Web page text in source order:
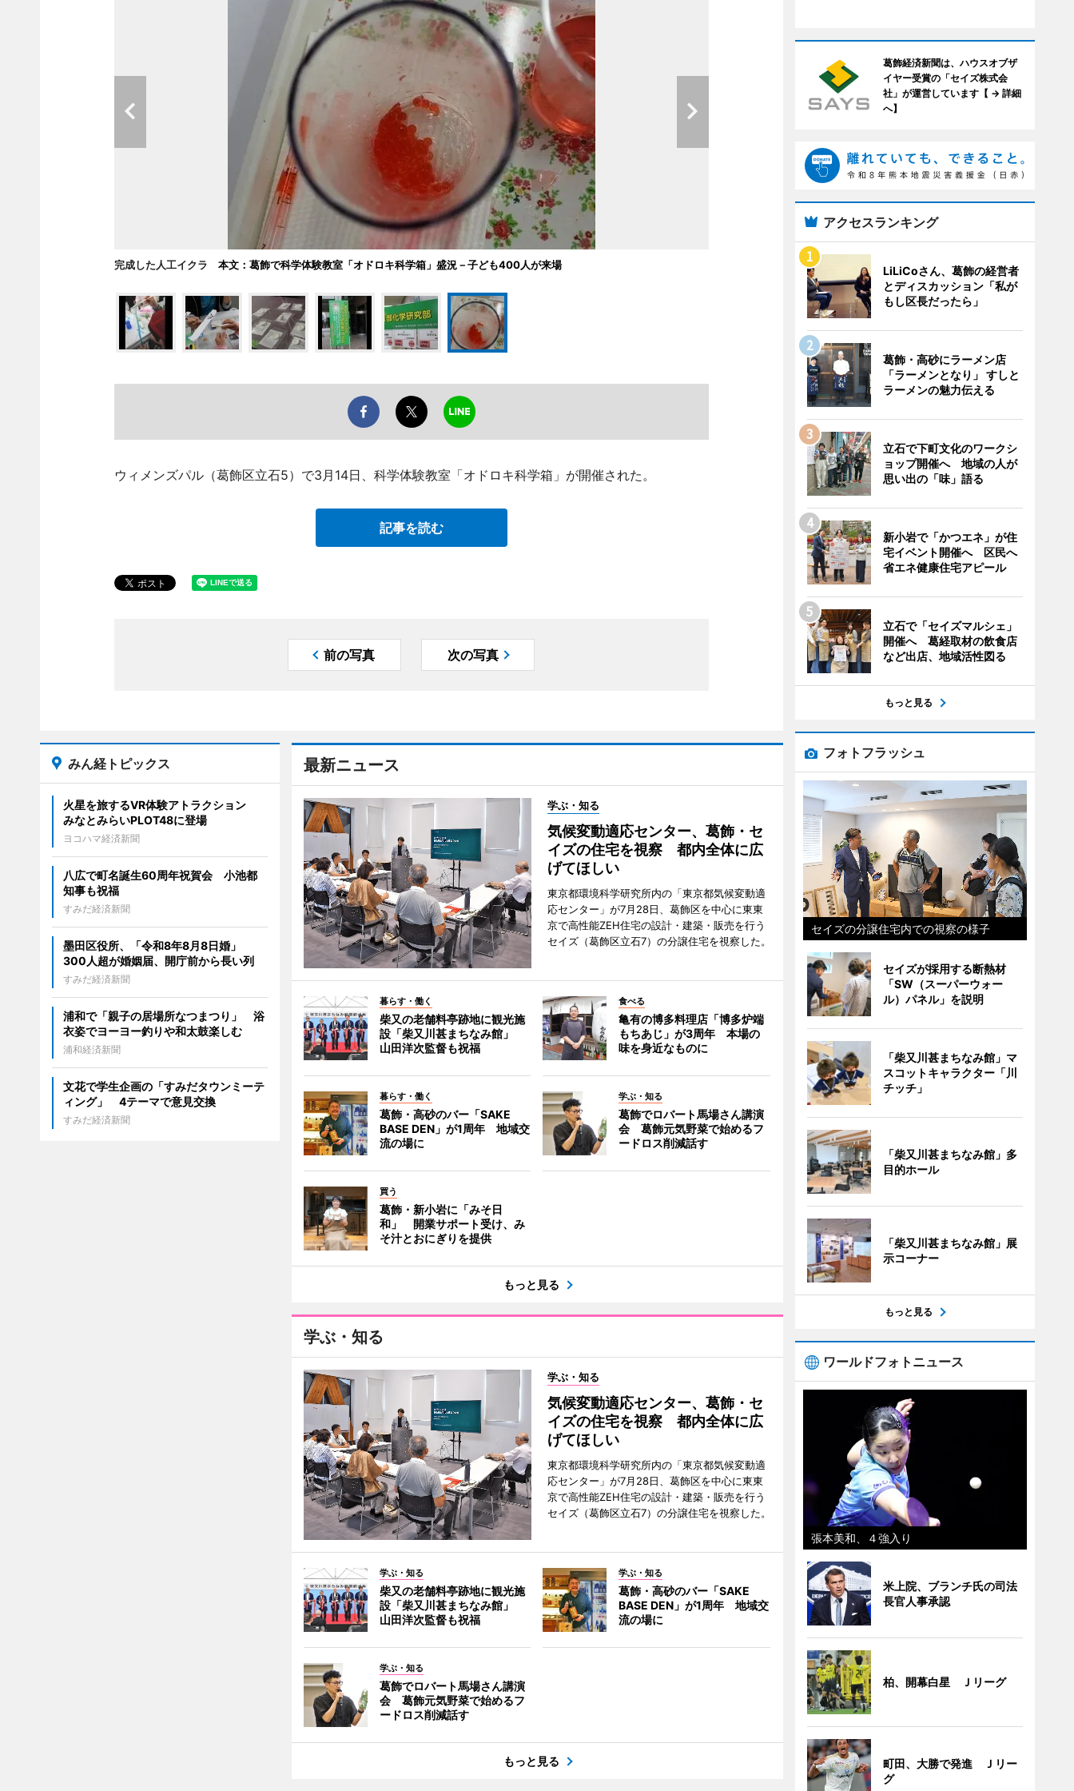
完成した人工イクラ 本文：葛飾で科学体験教室「オドロキ科学箱」盛況－子ども400人が来場
ウィメンズパル（葛飾区立石5）で3月14日、科学体験教室「オドロキ科学箱」が開催された。
記事を読む
前の写真 次の写真
最新ニュース
学ぶ・知る
気候変動適応センター、葛飾・セ
イズの住宅を視察 都内全体に広
げてほしい
東京都環境科学研究所内の「東京都気候変動適
応センター」が7月28日、葛飾区を中心に東東
京で高性能ZEH住宅の設計・建築・販売を行う
セイズ（葛飾区立石7）の分譲住宅を視察した。
暮らす・働く
柴又の老舗料亭跡地に観光施
設「柴又川甚まちなみ館」
山田洋次監督も祝福
食べる
亀有の博多料理店「博多炉端
もちあじ」が3周年 本場の
味を身近なものに
暮らす・働く
葛飾・高砂のバー「SAKE
BASE DEN」が1周年 地域交
流の場に
学ぶ・知る
葛飾でロバート馬場さん講演
会 葛飾元気野菜で始めるフ
ードロス削減話す
買う
葛飾・新小岩に「みそ日
和」 開業サポート受け、み
そ汁とおにぎりを提供
もっと見る
学ぶ・知る
学ぶ・知る
気候変動適応センター、葛飾・セ
イズの住宅を視察 都内全体に広
げてほしい
東京都環境科学研究所内の「東京都気候変動適
応センター」が7月28日、葛飾区を中心に東東
京で高性能ZEH住宅の設計・建築・販売を行う
セイズ（葛飾区立石7）の分譲住宅を視察した。
学ぶ・知る
柴又の老舗料亭跡地に観光施
設「柴又川甚まちなみ館」
山田洋次監督も祝福
学ぶ・知る
葛飾・高砂のバー「SAKE
BASE DEN」が1周年 地域交
流の場に
学ぶ・知る
葛飾でロバート馬場さん講演
会 葛飾元気野菜で始めるフ
ードロス削減話す
もっと見る
みん経トピックス
火星を旅するVR体験アトラクション
みなとみらいPLOT48に登場
ヨコハマ経済新聞
八広で町名誕生60周年祝賀会 小池都
知事も祝福
すみだ経済新聞
墨田区役所、「令和8年8月8日婚」
300人超が婚姻届、開庁前から長い列
すみだ経済新聞
浦和で「親子の居場所なつまつり」 浴
衣姿でヨーヨー釣りや和太鼓楽しむ
浦和経済新聞
文花で学生企画の「すみだタウンミーテ
ィング」 4テーマで意見交換
すみだ経済新聞
葛飾経済新聞は、ハウスオブザ
イヤー受賞の「セイズ株式会
社」が運営しています【 → 詳細
へ】
アクセスランキング
LiLiCoさん、葛飾の経営者
とディスカッション「私が
もし区長だったら」
葛飾・高砂にラーメン店
「ラーメンとなり」 すしと
ラーメンの魅力伝える
立石で下町文化のワークシ
ョップ開催へ 地域の人が
思い出の「味」語る
新小岩で「かつエネ」が住
宅イベント開催へ 区民へ
省エネ健康住宅アピール
立石で「セイズマルシェ」
開催へ 葛経取材の飲食店
など出店、地域活性図る
もっと見る
フォトフラッシュ
セイズの分譲住宅内での視察の様子
セイズが採用する断熱材
「SW（スーパーウォー
ル）パネル」を説明
「柴又川甚まちなみ館」マ
スコットキャラクター「川
チッチ」
「柴又川甚まちなみ館」多
目的ホール
「柴又川甚まちなみ館」展
示コーナー
もっと見る
ワールドフォトニュース
張本美和、４強入り
米上院、ブランチ氏の司法
長官人事承認
柏、開幕白星 Ｊリーグ
町田、大勝で発進 Ｊリー
グ